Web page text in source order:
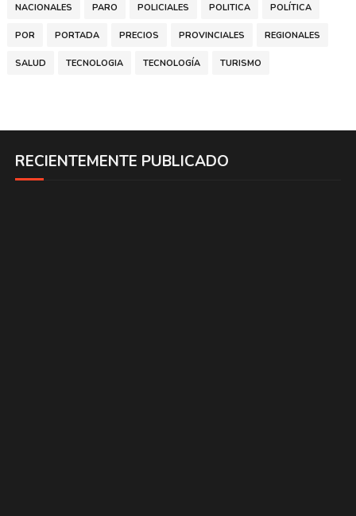
NACIONALES PARO POLICIALES POLITICA POLÍTICA
POR PORTADA PRECIOS PROVINCIALES REGIONALES
SALUD TECNOLOGIA TECNOLOGÍA TURISMO
RECIENTEMENTE PUBLICADO